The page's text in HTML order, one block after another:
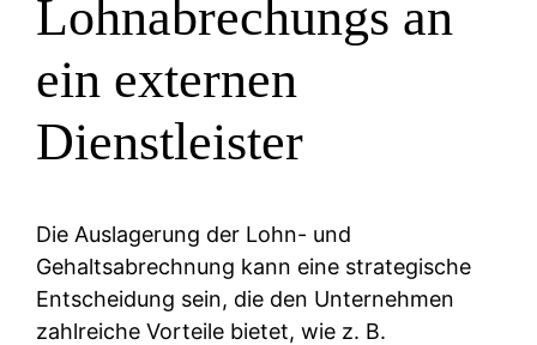
Lohnabrechungs an
ein externen
Dienstleister
Die Auslagerung der Lohn- und
Gehaltsabrechnung kann eine strategische
Entscheidung sein, die den Unternehmen
zahlreiche Vorteile bietet, wie z. B.